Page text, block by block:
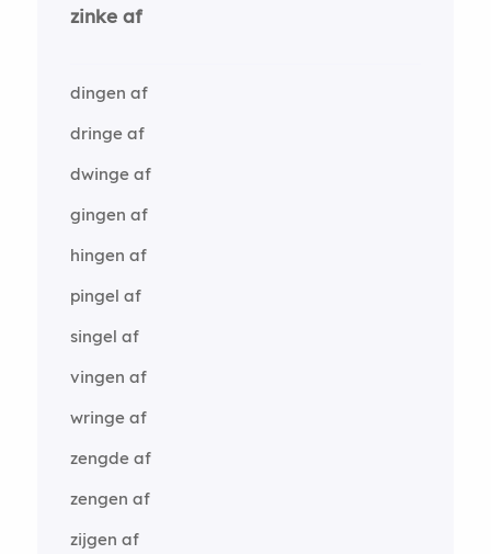
zinke af
dingen af
dringe af
dwinge af
gingen af
hingen af
pingel af
singel af
vingen af
wringe af
zengde af
zengen af
zijgen af